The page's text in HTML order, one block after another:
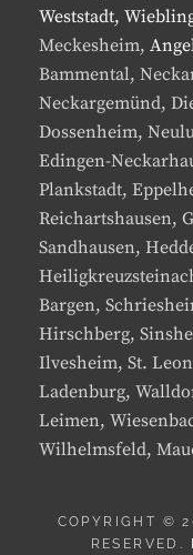
Weststadt,
Meckesheim,
Bammental,
Neckargemünd,
Dossenheim,
Edingen-
Plankstadt,
Reichartshausen,
Sandhausen,
Bargen,
Hirschberg,
Ilvesheim, St.
Ladenburg,
Leimen,
Wilhelmsfeld,
COPYRIGHT ©
RESERVED.